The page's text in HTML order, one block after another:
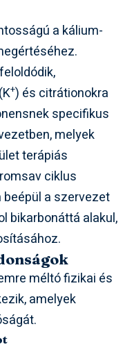
a kálium-
+) és citrátionokra
specifikus
melyek
terápiás
ciklus
a szervezet
bikarbonáttá alakul,
méltó fizikai és
amelyek